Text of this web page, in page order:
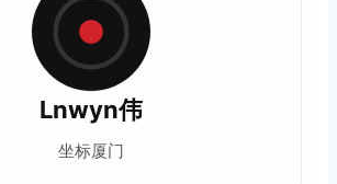
Lnwyn伟
坐标厦门